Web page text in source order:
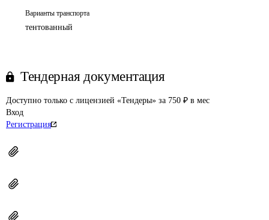
Варианты транспорта
тентованный
Тендерная документация
Доступно только с лицензией «Тендеры» за 750 ₽ в мес
Вход
Регистрация